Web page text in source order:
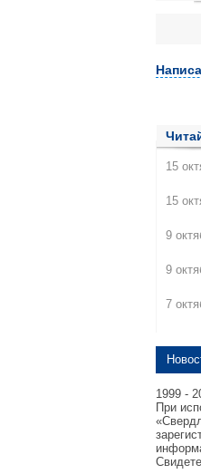
15
15
9
9
7
1999 -
При